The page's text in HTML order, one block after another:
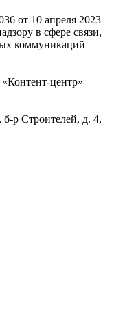
от 10 апреля 2023
в сфере связи,
коммуникаций
центр»
б-р Строителей, д. 4,